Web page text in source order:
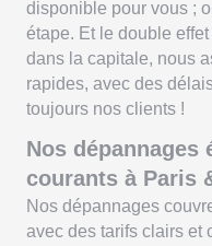
disponible pour vous ;
étape. Et le double
dans la capitale, nous
rapides, avec des
toujours nos clients !
Nos
courants à Paris
Nos dépannages
avec des tarifs clairs et